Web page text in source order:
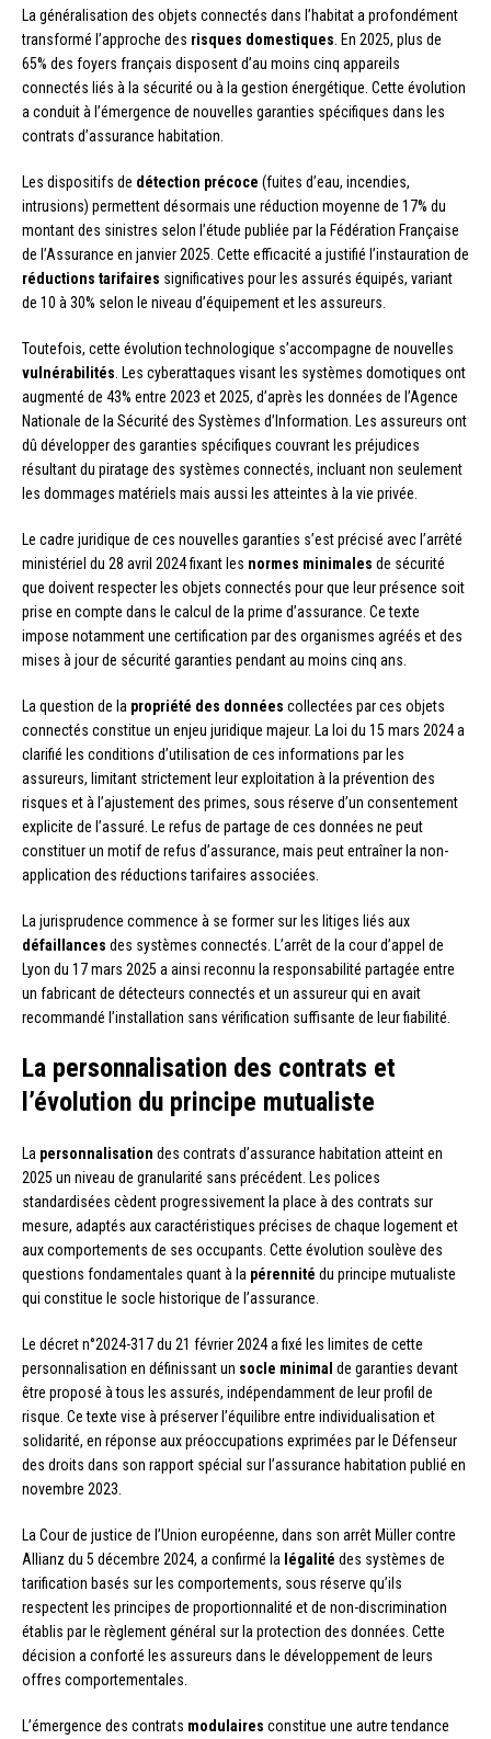
La généralisation des objets connectés dans l’habitat a profondément
transformé l’approche des risques domestiques . En 2025, plus de
65% des foyers français disposent d’au moins cinq appareils
connectés liés à la sécurité ou à la gestion énergétique. Cette évolution
a conduit à l’émergence de nouvelles garanties spécifiques dans les
contrats d’assurance habitation.
Les dispositifs de détection précoce (fuites d’eau, incendies,
intrusions) permettent désormais une réduction moyenne de 17% du
montant des sinistres selon l’étude publiée par la Fédération Française
de l’Assurance en janvier 2025. Cette efficacité a justifié l’instauration de
réductions tarifaires significatives pour les assurés équipés, variant
de 10 à 30% selon le niveau d’équipement et les assureurs.
Toutefois, cette évolution technologique s’accompagne de nouvelles
vulnérabilités . Les cyberattaques visant les systèmes domotiques ont
augmenté de 43% entre 2023 et 2025, d’après les données de l’Agence
Nationale de la Sécurité des Systèmes d’Information. Les assureurs ont
dû développer des garanties spécifiques couvrant les préjudices
résultant du piratage des systèmes connectés, incluant non seulement
les dommages matériels mais aussi les atteintes à la vie privée.
Le cadre juridique de ces nouvelles garanties s’est précisé avec l’arrêté
ministériel du 28 avril 2024 fixant les normes minimales de sécurité
que doivent respecter les objets connectés pour que leur présence soit
prise en compte dans le calcul de la prime d’assurance. Ce texte
impose notamment une certification par des organismes agréés et des
mises à jour de sécurité garanties pendant au moins cinq ans.
La question de la propriété des données collectées par ces objets
connectés constitue un enjeu juridique majeur. La loi du 15 mars 2024 a
clarifié les conditions d’utilisation de ces informations par les
assureurs, limitant strictement leur exploitation à la prévention des
risques et à l’ajustement des primes, sous réserve d’un consentement
explicite de l’assuré. Le refus de partage de ces données ne peut
constituer un motif de refus d’assurance, mais peut entraîner la non-
application des réductions tarifaires associées.
La jurisprudence commence à se former sur les litiges liés aux
défaillances des systèmes connectés. L’arrêt de la cour d’appel de
Lyon du 17 mars 2025 a ainsi reconnu la responsabilité partagée entre
un fabricant de détecteurs connectés et un assureur qui en avait
recommandé l’installation sans vérification suffisante de leur fiabilité.
La personnalisation des contrats et
l’évolution du principe mutualiste
La personnalisation des contrats d’assurance habitation atteint en
2025 un niveau de granularité sans précédent. Les polices
standardisées cèdent progressivement la place à des contrats sur
mesure, adaptés aux caractéristiques précises de chaque logement et
aux comportements de ses occupants. Cette évolution soulève des
questions fondamentales quant à la pérennité du principe mutualiste
qui constitue le socle historique de l’assurance.
Le décret n°2024-317 du 21 février 2024 a fixé les limites de cette
personnalisation en définissant un socle minimal de garanties devant
être proposé à tous les assurés, indépendamment de leur profil de
risque. Ce texte vise à préserver l’équilibre entre individualisation et
solidarité, en réponse aux préoccupations exprimées par le Défenseur
des droits dans son rapport spécial sur l’assurance habitation publié en
novembre 2023.
La Cour de justice de l’Union européenne, dans son arrêt Müller contre
Allianz du 5 décembre 2024, a confirmé la légalité des systèmes de
tarification basés sur les comportements, sous réserve qu’ils
respectent les principes de proportionnalité et de non-discrimination
établis par le règlement général sur la protection des données. Cette
décision a conforté les assureurs dans le développement de leurs
offres comportementales.
L’émergence des contrats modulaires constitue une autre tendance